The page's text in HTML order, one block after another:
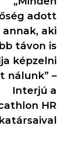
adott
annak, aki
távon is
képzelni
nálunk” –
Interjú a
HR